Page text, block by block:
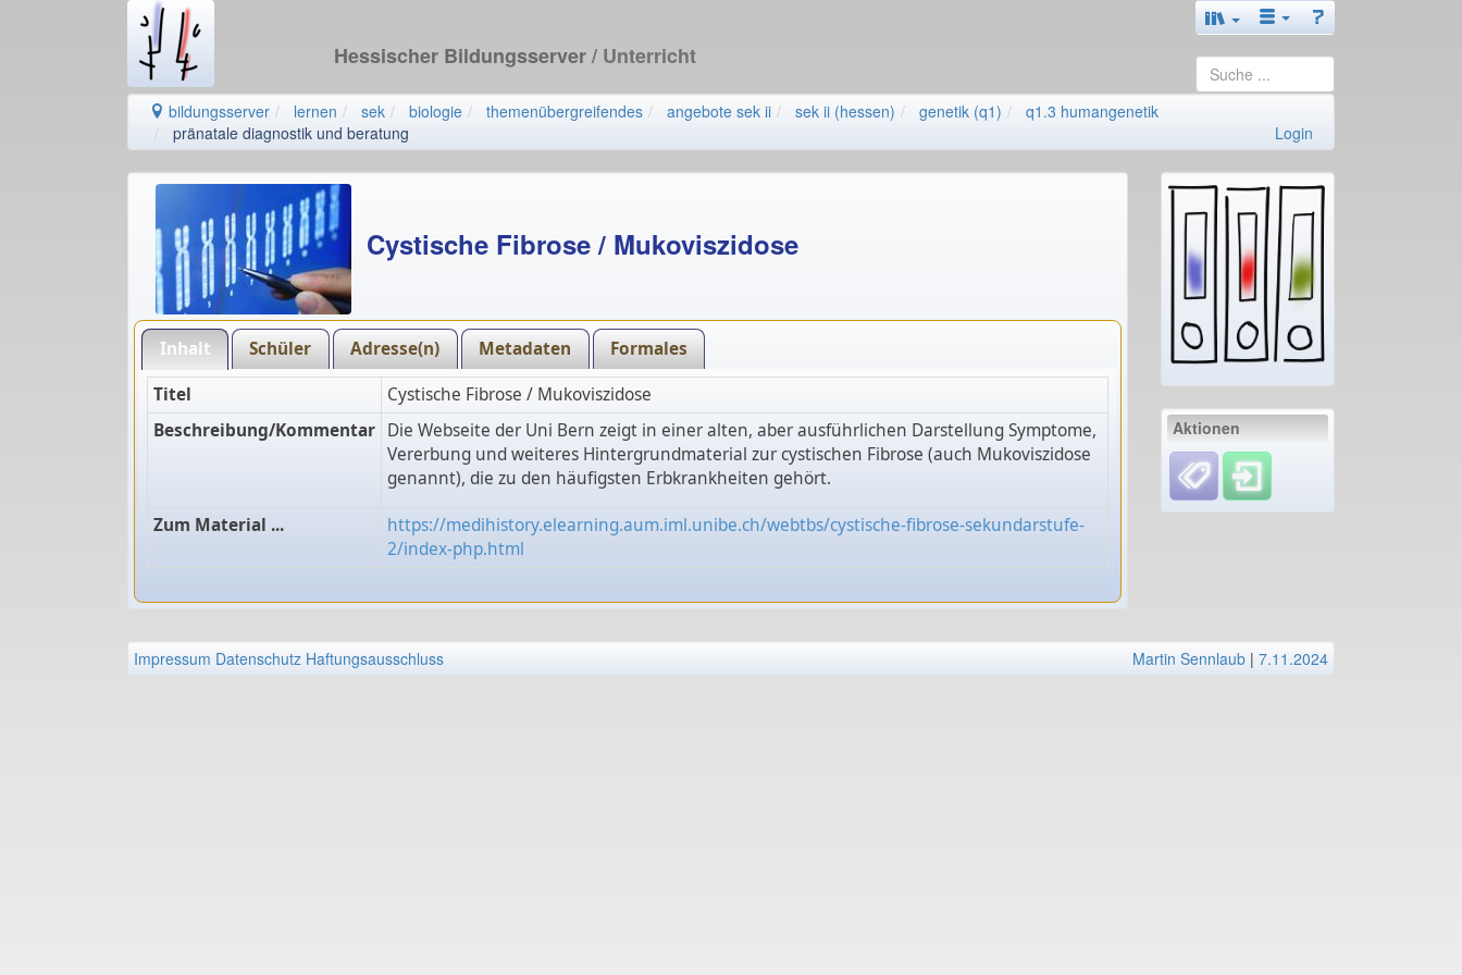
Hessischer Bildungsserver/ Unterricht
bildungsserver lernen sek biologie themenübergreifendes angebote sek ii sek ii (hessen) genetik (q1)
q1.3 humangenetik
pränatale diagnostik und beratung
Login
Cystische Fibrose / Mukoviszidose
Inhalt Schüler Adresse(n) Metadaten Formales
Titel
Cystische Fibrose / Mukoviszidose
Beschreibung/Kommentar Die Webseite der Uni Bern zeigt in einer alten, aber ausführlichen Darstellung Symptome,
Vererbung und weiteres Hintergrundmaterial zur cystischen Fibrose (auch Mukoviszidose
genannt), die zu den häufigsten Erbkrankheiten gehört.
Zum Material ...
https://medihistory.elearning.aum.iml.unibe.ch/webtbs/cystische-fibrose-sekundarstufe-
2/index-php.html
Aktionen
Impressum Datenschutz Haftungsausschluss Martin Sennlaub | 7.11.2024